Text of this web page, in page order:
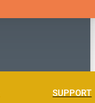
SUPPORT